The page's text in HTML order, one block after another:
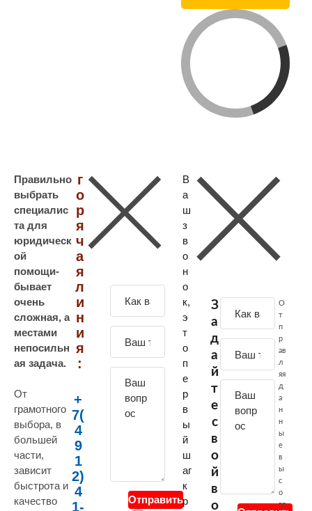
Правильно
выбрать
специалис
та для
юридическ
ой
помощи-
бывает
очень
сложная, а
местами
непосильн
ая задача.
От
грамотного
выбора, в
большей
части,
зависит
быстрота и
качество
г
о
р
я
ч
а
я
л
и
н
и
я
:
+
7(
4
9
1
2)
4
1-
д
Отправить
В
а
ш
з
в
о
н
о
к,
э
т
о
п
е
р
в
ы
й
ш
аг
к
р
З
а
д
а
й
т
е
с
в
о
й
в
о
О
т
п
р
ав
л
яя
д
а
н
н
ы
е
в
ы
с
о
гл